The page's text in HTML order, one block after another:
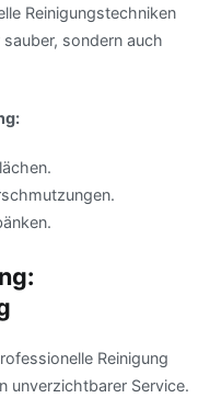
Reinigungstechniken
sondern auch
Reinigung
unverzichtbarer Service.